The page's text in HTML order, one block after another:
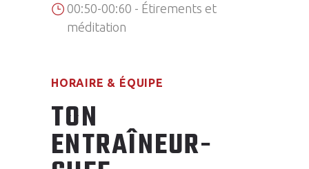
00:50-00:60 - Étirements et
méditation
HORAIRE & ÉQUIPE
TON
ENTRAÎNEUR-